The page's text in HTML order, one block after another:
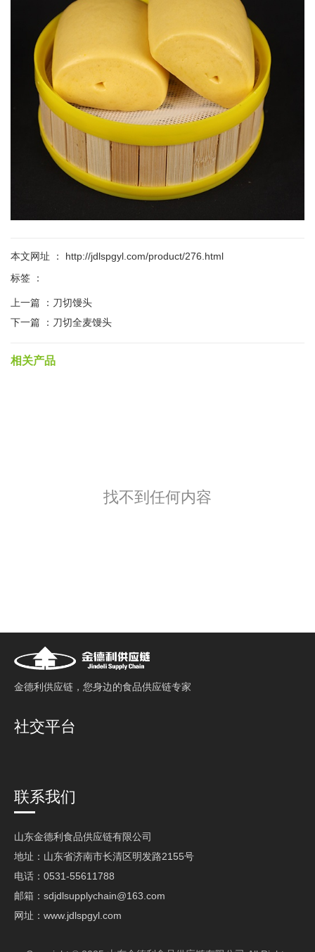
本文网址 ： http://jdlspgyl.com/product/276.html
标签 ：
上一篇 ： 刀切馒头
下一篇 ： 刀切全麦馒头
相关产品
找不到任何内容
⾦德利供应链，您⾝边的⻝品供应链专家
社交平台
联系我们
山东金德利食品供应链有限公司
地址：山东省济南市长清区明发路2155号
电话：0531-55611788
邮箱： sdjdlsupplychain@163.com
网址： www.jdlspgyl.com